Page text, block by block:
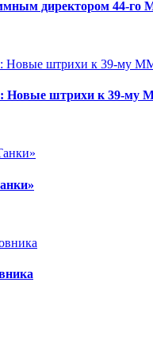
директором 44-
Новые штрихи к 39-